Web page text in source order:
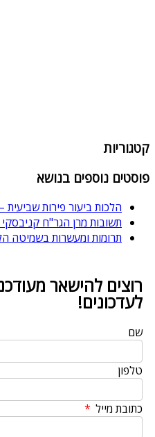
קטגוריות
פוסטים נוספים בנושא
הלכות ביעור פירות שביעית
תשובות מרן הגר"ח
תרומות ומעשרות בשמיטה
רוצים להישאר
לעדכונים!
שם
טלפון
כתובת מייל